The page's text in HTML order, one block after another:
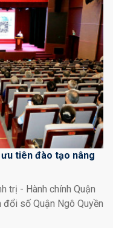
ưu tiên đào tạo nâng
trị - Hành chính Quận
số Quận Ngô Quyền